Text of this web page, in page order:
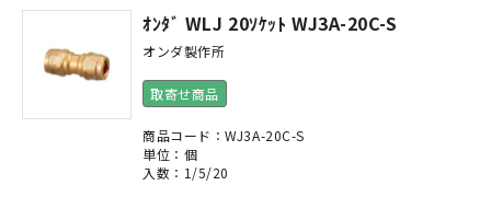
ｵﾝﾀﾞ WLJ 20ｿｹｯﾄ WJ3A-20C-S
オンダ製作所
取寄せ商品
商品コード：WJ3A-20C-S
単位：個
入数：1/5/20